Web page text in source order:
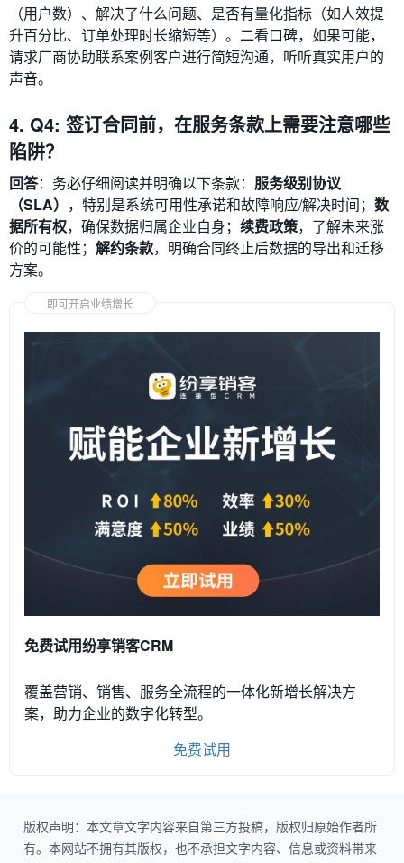
（用户数）、解决了什么问题、是否有量化指标（如人效提
升百分比、订单处理时长缩短等）。二看口碑，如果可能，
请求厂商协助联系案例客户进行简短沟通，听听真实用户的
声音。
4. Q4: 签订合同前，在服务条款上需要注意哪些
陷阱？
回答：务必仔细阅读并明确以下条款： 服务级别协议
（SLA） ，特别是系统可用性承诺和故障响应/解决时间； 数
据所有权，确保数据归属企业自身； 续费政策，了解未来涨
价的可能性； 解约条款，明确合同终止后数据的导出和迁移
方案。
即可开启业绩增长
免费试用纷享销客CRM
覆盖营销、销售、服务全流程的一体化新增长解决方
案，助力企业的数字化转型。
免费试用
版权声明：本文章文字内容来自第三方投稿，版权归原始作者所
有。本网站不拥有其版权，也不承担文字内容、信息或资料带来